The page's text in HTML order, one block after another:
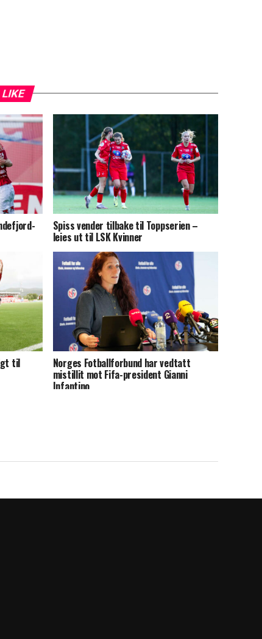
LIKE
Spiss vender tilbake til Toppserien –
leies ut til LSK Kvinner
til Norges Fotballforbund har vedtatt
mistillit mot Fifa-president Gianni
Infantino